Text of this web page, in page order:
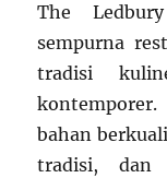
The
sempurna
tradisi
bahan
tradisi, dan